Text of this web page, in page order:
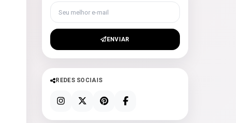
Seu melhor e-mail
ENVIAR
REDES SOCIAIS